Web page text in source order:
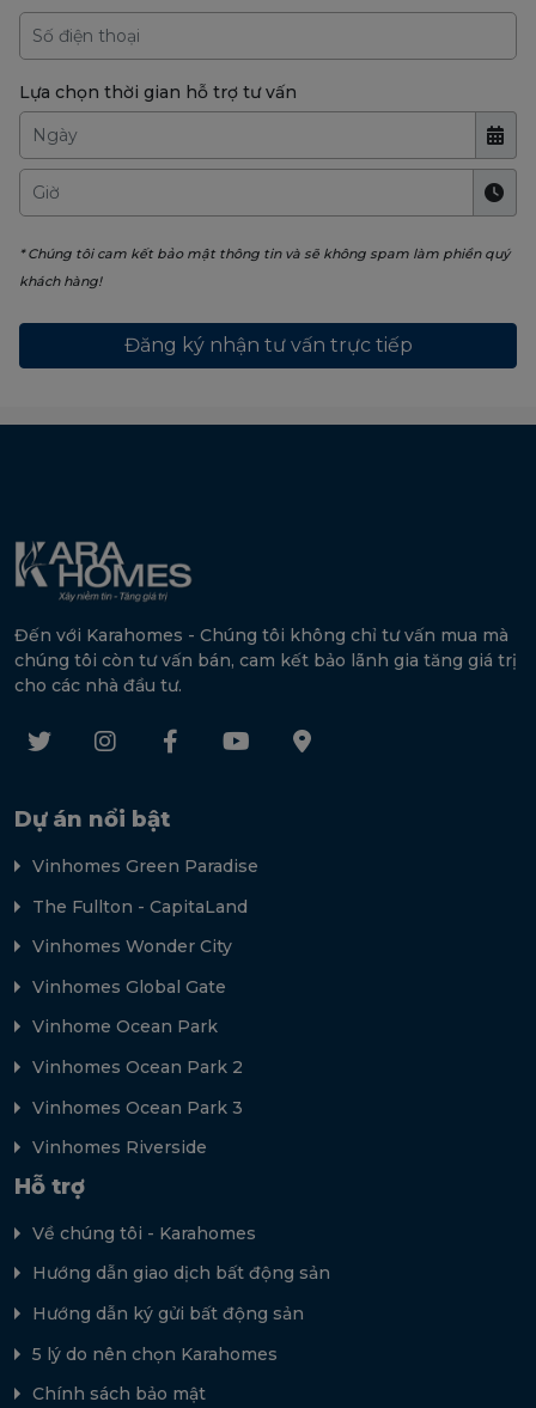
Lựa chọn thời gian hỗ trợ tư vấn
* Chúng tôi cam kết bảo mật thông tin và sẽ không spam làm phiền quý
khách hàng!
Đến với Karahomes - Chúng tôi không chỉ tư vấn mua mà
chúng tôi còn tư vấn bán, cam kết bảo lãnh gia tăng giá trị
cho các nhà đầu tư.
Dự án nổi bật
Vinhomes Green Paradise
The Fullton - CapitaLand
Vinhomes Wonder City
Vinhomes Global Gate
Vinhome Ocean Park
Vinhomes Ocean Park 2
Vinhomes Ocean Park 3
Vinhomes Riverside
Hỗ trợ
Về chúng tôi - Karahomes
Hướng dẫn giao dịch bất động sản
Hướng dẫn ký gửi bất động sản
5 lý do nên chọn Karahomes
Chính sách bảo mật